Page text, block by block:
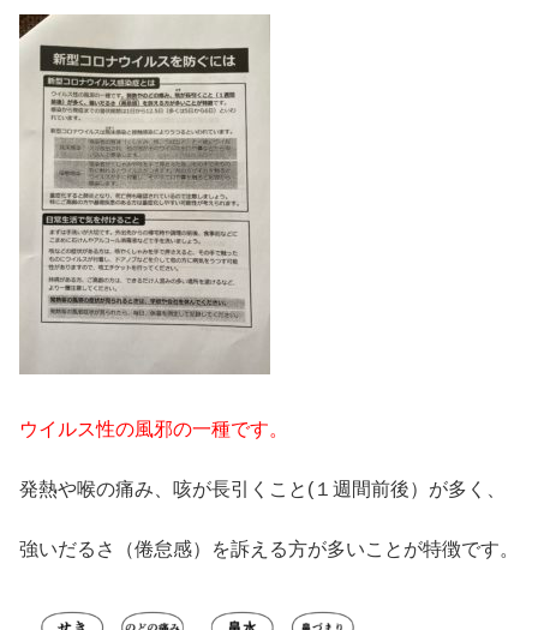
ウイルス性の風邪の一種です。
発熱や喉の痛み、咳が長引くこと(１週間前後）が多く、
強いだるさ（倦怠感）を訴える方が多いことが特徴です。